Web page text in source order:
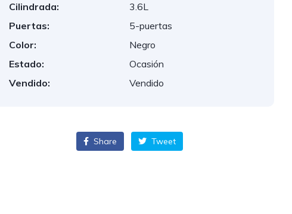
Cilindrada:
3.6L
Puertas:
5-puertas
Color:
Negro
Estado:
Ocasión
Vendido:
Vendido
Share Tweet